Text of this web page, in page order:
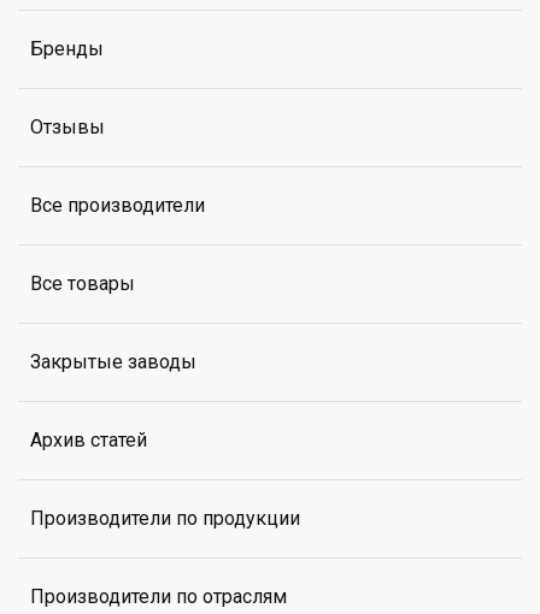
Бренды
Отзывы
Все производители
Все товары
Закрытые заводы
Архив статей
Производители по продукции
Производители по отраслям